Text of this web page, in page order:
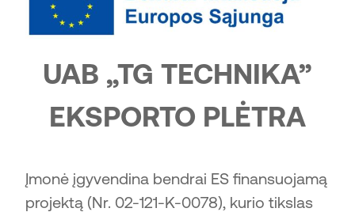
UAB „TG TECHNIKA”
EKSPORTO PLĖTRA
Įmonė įgyvendina bendrai ES finansuojamą
projektą (Nr. 02-121-K-0078), kurio tikslas